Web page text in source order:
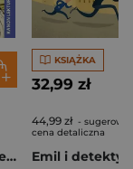
Bankructwo małego Dżeka
KSIĄŻKA
32,99 zł
44,99 zł -
cena detaliczna
Emil i